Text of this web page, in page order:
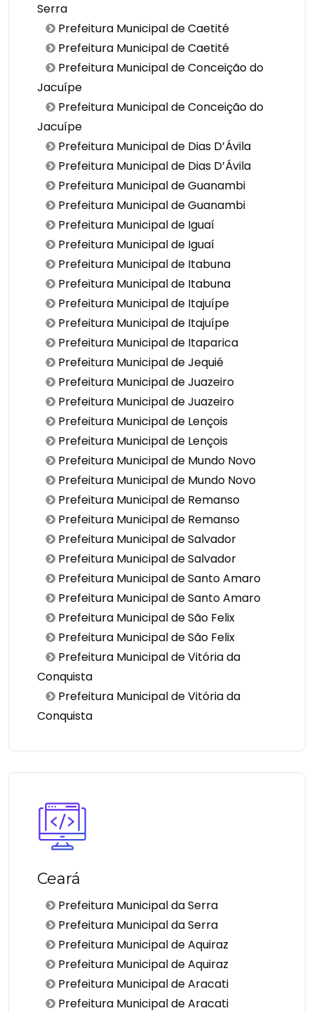
Serra
Prefeitura Municipal de Caetité
Prefeitura Municipal de Caetité
Prefeitura Municipal de Conceição do
Jacuípe
Prefeitura Municipal de Conceição do
Jacuípe
Prefeitura Municipal de Dias D’Ávila
Prefeitura Municipal de Dias D’Ávila
Prefeitura Municipal de Guanambi
Prefeitura Municipal de Guanambi
Prefeitura Municipal de Iguaí
Prefeitura Municipal de Iguaí
Prefeitura Municipal de Itabuna
Prefeitura Municipal de Itabuna
Prefeitura Municipal de Itajuípe
Prefeitura Municipal de Itajuípe
Prefeitura Municipal de Itaparica
Prefeitura Municipal de Jequié
Prefeitura Municipal de Juazeiro
Prefeitura Municipal de Juazeiro
Prefeitura Municipal de Lençois
Prefeitura Municipal de Lençois
Prefeitura Municipal de Mundo Novo
Prefeitura Municipal de Mundo Novo
Prefeitura Municipal de Remanso
Prefeitura Municipal de Remanso
Prefeitura Municipal de Salvador
Prefeitura Municipal de Salvador
Prefeitura Municipal de Santo Amaro
Prefeitura Municipal de Santo Amaro
Prefeitura Municipal de São Felix
Prefeitura Municipal de São Felix
Prefeitura Municipal de Vitória da
Conquista
Prefeitura Municipal de Vitória da
Conquista
Ceará
Prefeitura Municipal da Serra
Prefeitura Municipal da Serra
Prefeitura Municipal de Aquiraz
Prefeitura Municipal de Aquiraz
Prefeitura Municipal de Aracati
Prefeitura Municipal de Aracati